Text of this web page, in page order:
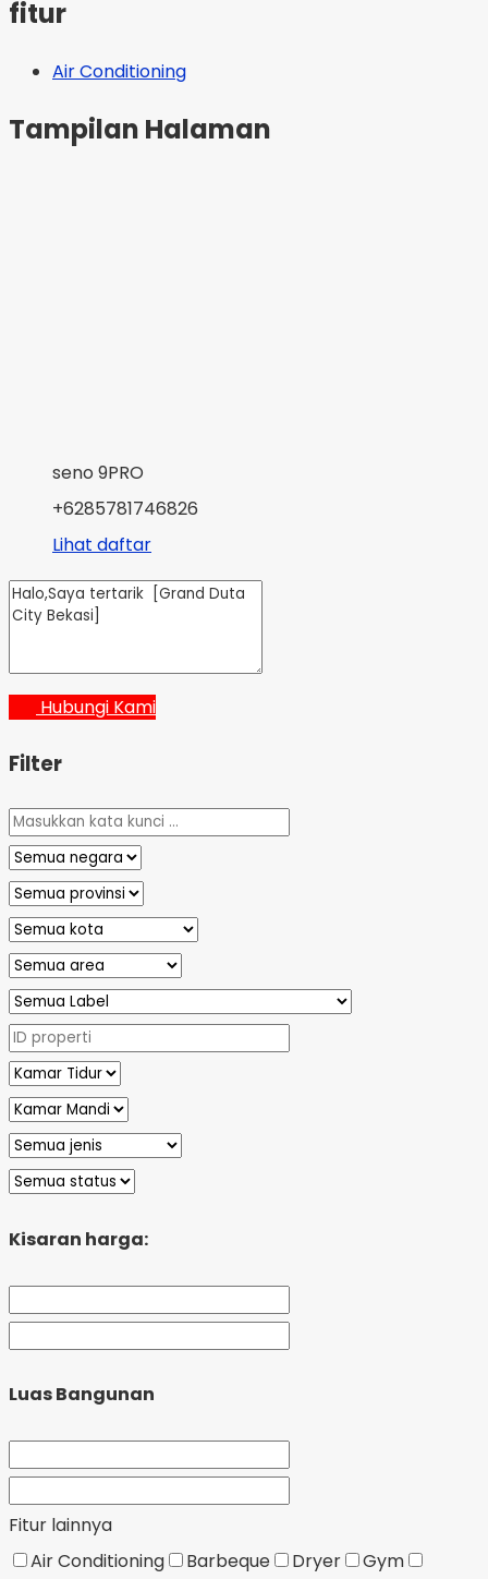
fitur
Air Conditioning
Tampilan Halaman
seno 9PRO
+6285781746826
Lihat daftar
Hubungi Kami
Filter
Kisaran harga:
Luas Bangunan
Fitur lainnya
Air Conditioning
Barbeque Dryer Gym